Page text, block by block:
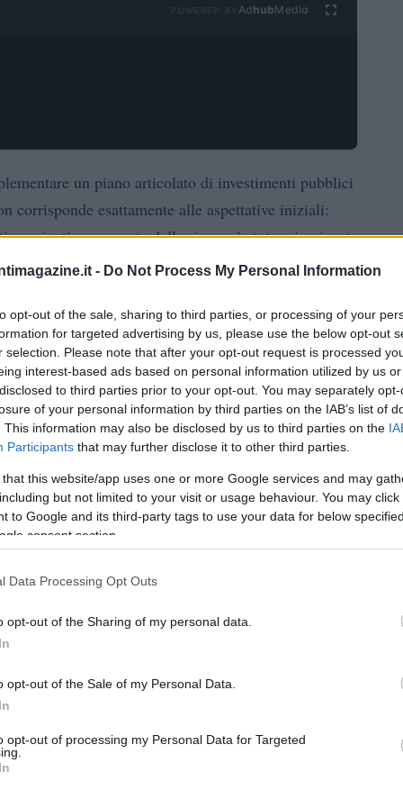
- Do Not Process My Personal Information
opt-out of the sale, sharing to third parties, or processing of your
for targeted advertising by us, please use the below opt-out
selection. Please note that after your opt-out request is processed
interest-based ads based on personal information utilized by us
to third parties prior to your opt-out. You may separately
of your personal information by third parties on the IAB’s list of
This information may also be disclosed by us to third parties on the
Participants that may further disclose it to other third parties.
that this website/app uses one or more Google services and may
but not limited to your visit or usage behaviour. You may
to Google and its third-party tags to use your data for below
consent section.
Data Processing Opt Outs
opt-out of the Sharing of my personal data.
opt-out of the Sale of my Personal Data.
opt-out of processing my Personal Data for Targeted
Ad hubMedia
un piano articolato di investimenti pubblici
corrisponde esattamente alle aspettative iniziali:
raggiunti e una parte delle risorse è stata reimpiegata
esistono indicatori concreti che lasciano
e per i flussi commerciali intraeuropei.
a giugno, valuta l’utilizzo dei fondi extra-
di domanda per l’industria tedesca, fornendo
a metà 2026.
23 giugno 2026
Finanze tedescoil 23 giugno, le spese per
annuale, corrispondente allo0,5% del PIL
pari allo0,7% del PIL. Questi valori
la realizzazione pratica dei progetti procede più
pianificata verso la soglia del
significativa.